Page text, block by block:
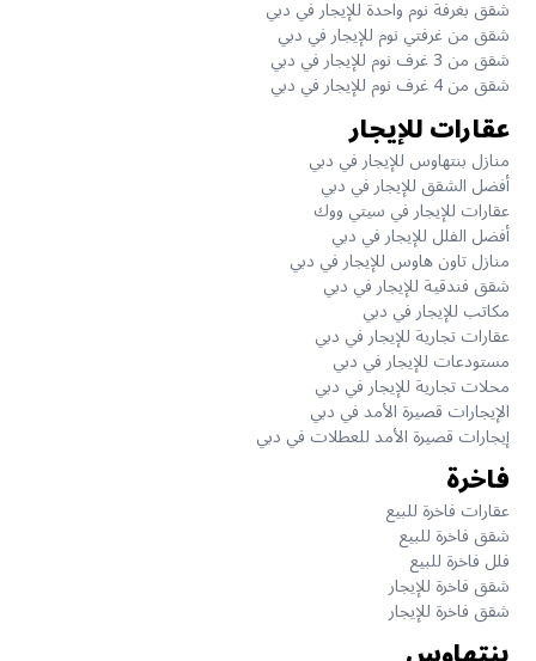
شقق بغرفة نوم واحدة للإيجار في دبي
شقق من غرفتي نوم للإيجار في دبي
شقق من 3 غرف نوم للإيجار في دبي
شقق من 4 غرف نوم للإيجار في دبي
عقارات للإيجار
منازل بنتهاوس للإيجار في دبي
أفضل الشقق للإيجار في دبي
عقارات للإيجار في سيتي ووك
أفضل الفلل للإيجار في دبي
منازل تاون هاوس للإيجار في دبي
شقق فندقية للإيجار في دبي
مكاتب للإيجار في دبي
عقارات تجارية للإيجار في دبي
مستودعات للإيجار في دبي
محلات تجارية للإيجار في دبي
الإيجارات قصيرة الأمد في دبي
إيجارات قصيرة الأمد للعطلات في دبي
فاخرة
عقارات فاخرة للبيع
شقق فاخرة للبيع
فلل فاخرة للبيع
شقق فاخرة للإيجار
شقق فاخرة للإيجار